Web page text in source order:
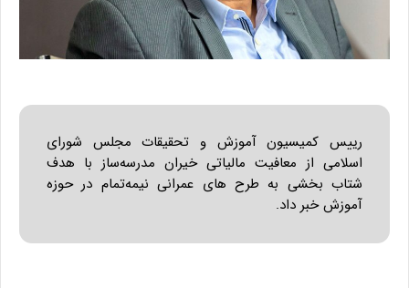
رییس کمیسیون آموزش و تحقیقات مجلس شورای
اسلامی از معافیت مالیاتی خیران مدرسه‌ساز با هدف
شتاب بخشی به طرح های عمرانی نیمه‌تمام در حوزه
آموزش خبر داد.